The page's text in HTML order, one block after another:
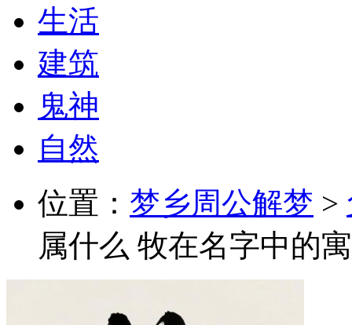
生活
建筑
鬼神
自然
位置： 梦乡周公解梦 >
属什么 牧在名字中的